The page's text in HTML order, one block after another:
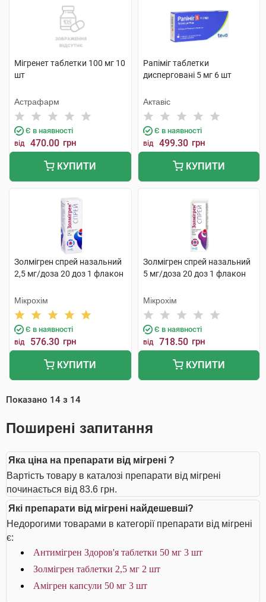
Мігренет таблетки 100 мг 10
шт
Астрафарм
Є в наявності
від 470.00 грн
КУПИТИ
Рапіміг таблетки
дисперговані 5 мг 6 шт
Актавіс
Є в наявності
від 499.30 грн
КУПИТИ
Золмігрен спрей назальний
2,5 мг/доза 20 доз 1 флакон
Мікрохім
Є в наявності
від 576.30 грн
КУПИТИ
Золмігрен спрей назальний
5 мг/доза 20 доз 1 флакон
Мікрохім
Є в наявності
від 718.50 грн
КУПИТИ
Показано 14 з 14
Поширені запитання
Яка ціна на препарати від мігрені ?
Вартість товару в каталозі препарати від мігрені
починається від 83.6 грн.
Які препарати від мігрені найдешевші?
Недорогими товарами в категорії препарати від мігрені
є:
Антимігрен Здоров'я таблетки 50 мг 3 шт
Золмігрен таблетки 2,5 мг 2 шт
Амігрен капсули 50 мг 3 шт